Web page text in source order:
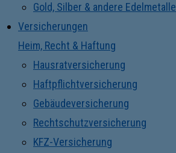
Gold, Silber & andere Edelmetalle
Versicherungen
Heim, Recht & Haftung
Hausratversicherung
Haftpflichtversicherung
Gebäudeversicherung
Rechtschutzversicherung
KFZ-Versicherung